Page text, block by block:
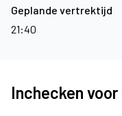
Geplande vertrektijd
21:40
Inchecken